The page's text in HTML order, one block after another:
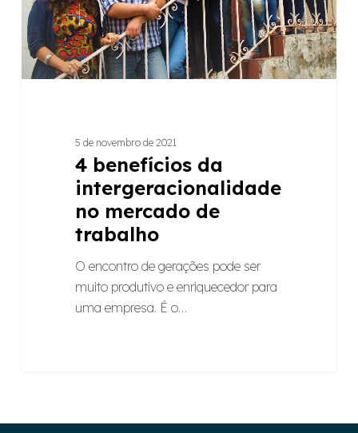
de
trabalho
5 de novembro de 2021
4 benefícios da
intergeracionalidade
no mercado de
trabalho
O encontro de gerações pode ser
muito produtivo e enriquecedor para
uma empresa. É o…